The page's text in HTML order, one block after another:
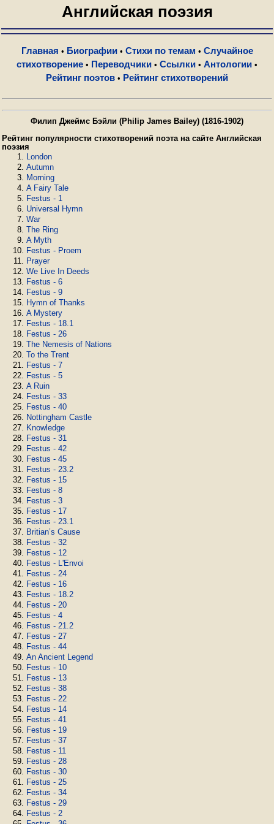
Английская поэзия
Главная • Биографии• Стихи по темам • Случайное
стихотворение • Переводчики • Ссылки • Антологии •
Рейтинг поэтов • Рейтинг стихотворений
Филип Джеймс Бэйли (Philip James Bailey) (1816-1902)
Рейтинг популярности стихотворений поэта на сайте Английская
поэзия
London
Autumn
Morning
A Fairy Tale
Festus - 1
Universal Hymn
War
The Ring
A Myth
Festus - Proem
Prayer
We Live In Deeds
Festus - 6
Festus - 9
Hymn of Thanks
A Mystery
Festus - 18.1
Festus - 26
The Nemesis of Nations
To the Trent
Festus - 7
Festus - 5
A Ruin
Festus - 33
Festus - 40
Nottingham Castle
Knowledge
Festus - 31
Festus - 42
Festus - 45
Festus - 23.2
Festus - 15
Festus - 8
Festus - 3
Festus - 17
Festus - 23.1
Britian’s Cause
Festus - 32
Festus - 12
Festus - L'Envoi
Festus - 24
Festus - 16
Festus - 18.2
Festus - 20
Festus - 4
Festus - 21.2
Festus - 27
Festus - 44
An Ancient Legend
Festus - 10
Festus - 13
Festus - 38
Festus - 22
Festus - 14
Festus - 41
Festus - 19
Festus - 37
Festus - 11
Festus - 28
Festus - 30
Festus - 25
Festus - 34
Festus - 29
Festus - 2